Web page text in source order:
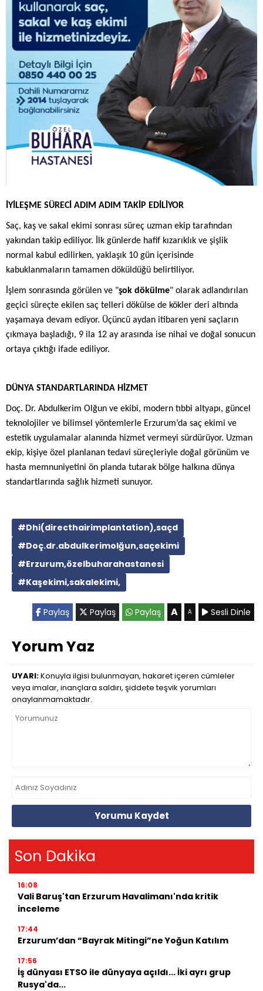
İYİLEŞME SÜRECİ ADIM ADIM TAKİP EDİLİYOR
Saç, kaş ve sakal ekimi sonrası süreç uzman ekip tarafından
yakından takip ediliyor. İlk günlerde hafif kızarıklık ve şişlik
normal kabul edilirken, yaklaşık 10 gün içerisinde
kabuklanmaların tamamen döküldüğü belirtiliyor.
İşlem sonrasında görülen ve "şok dökülme" olarak adlandırılan
geçici süreçte ekilen saç telleri dökülse de kökler deri altında
yaşamaya devam ediyor. Üçüncü aydan itibaren yeni saçların
çıkmaya başladığı, 9 ila 12 ay arasında ise nihai ve doğal sonucun
ortaya çıktığı ifade ediliyor.
DÜNYA STANDARTLARINDA HİZMET
Doç. Dr. Abdulkerim Olğun ve ekibi, modern tıbbi altyapı, güncel
teknolojiler ve bilimsel yöntemlerle Erzurum’da saç ekimi ve
estetik uygulamalar alanında hizmet vermeyi sürdürüyor. Uzman
ekip, kişiye özel planlanan tedavi süreçleriyle doğal görünüm ve
hasta memnuniyetini ön planda tutarak bölge halkına dünya
standartlarında sağlık hizmeti sunuyor.
#Dhi(directhairimplantation),saçd
#Doç.dr.abdulkerimolğun,saçekimi
#Erzurum,özelbuharahastanesi
#Kaşekimi,sakalekimi,
Paylaş Paylaş Paylaş A A Sesli Dinle
Yorum Yaz
UYARI:Konuyla ilgisi bulunmayan, hakaret içeren cümleler
veya imalar, inançlara saldırı, şiddete teşvik yorumları
onaylanmamaktadır.
Yorumu Kaydet
Son Dakika
16:08
Vali Baruş'tan Erzurum Havalimanı'nda kritik
inceleme
17:44
Erzurum’dan “Bayrak Mitingi”ne Yoğun Katılım
17:56
İş dünyası ETSO ile dünyaya açıldı... İki ayrı grup
Rusya'da...